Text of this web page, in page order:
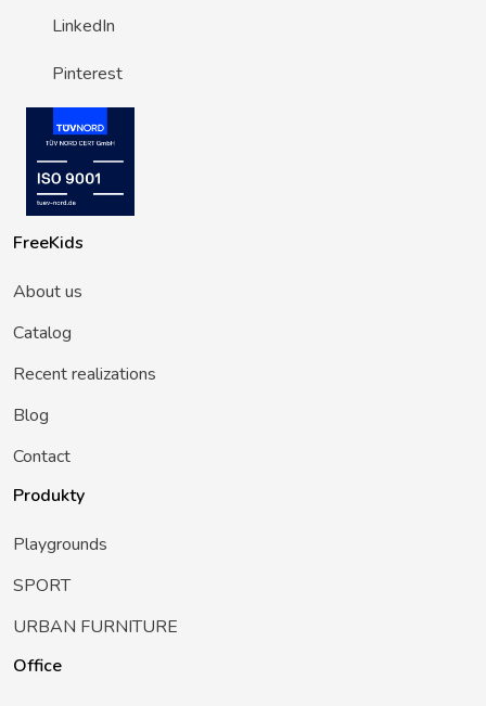
LinkedIn
Pinterest
FreeKids
About us
Catalog
Recent realizations
Blog
Contact
Produkty
Playgrounds
SPORT
URBAN FURNITURE
Office